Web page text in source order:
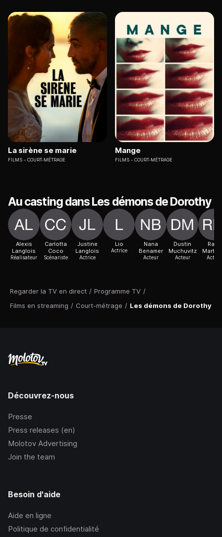
Regarder la TV en direct / Programme TV /
Films en streaming / Court-métrage / Les démons de Dorothy
La sirène se marie
FILMS COURT-MÉTRAGE
Mange
FILMS COURT-MÉTRAGE
Au casting dans Les démons de Dorothy
Alexis
Langlois
Réalisateur
Carlotta
Coco
Scénariste
Justine
Langlois
Actrice
Lio
Actrice
Nana
Benamer
Acteur
Dustin
Muchuvitz
Acteur
Raya
Acteur
Découvrez-nous
Presse
Press releases (en)
Molotov Advertising
Join the team
Besoin d'aide
Aide en ligne
Politique de confidentialité